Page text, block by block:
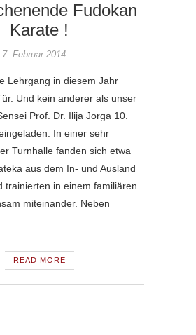
Fudokan
Karate !
7. Februar 2014
Lehrgang in diesem Jahr
Und kein anderer als unser
Prof. Dr. Ilija Jorga 10.
In einer sehr
Turnhalle fanden sich etwa
aus dem In- und Ausland
trainierten in einem familiären
miteinander. Neben
READ MORE